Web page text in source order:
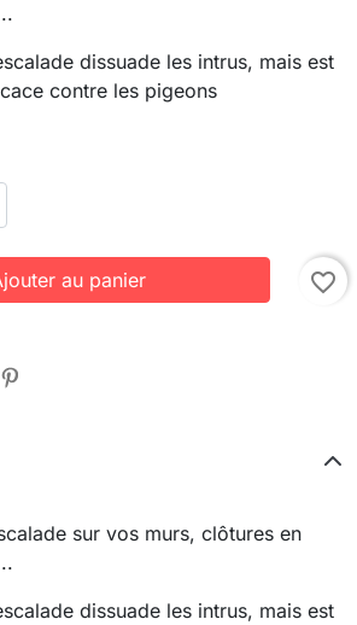
dissuade les intrus, mais est
contre les pigeons
au panier favorite_border
sur vos murs, clôtures en
dissuade les intrus, mais est